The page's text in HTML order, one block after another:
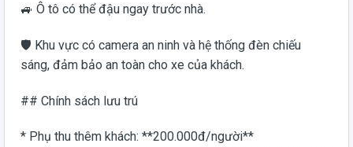
🚙 Ô tô có thể đậu ngay trước nhà.
🛡️ Khu vực có camera an ninh và hệ thống đèn chiếu
sáng, đảm bảo an toàn cho xe của khách.
## Chính sách lưu trú
* Phụ thu thêm khách: **200.000đ/người**